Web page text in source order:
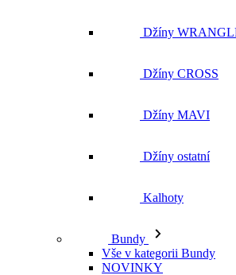
Džíny
Džíny CROSS
Džíny MAVI
Džíny ostatní
Kalhoty
Bundy
Vše v kategorii Bundy
NOVINKY